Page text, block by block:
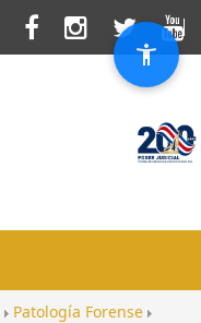
Patología Forense